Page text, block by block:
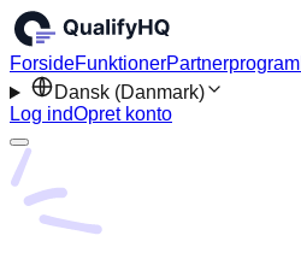
ForsideFunktionerPartnerprogram
Dansk (Danmark)
Log indOpret konto